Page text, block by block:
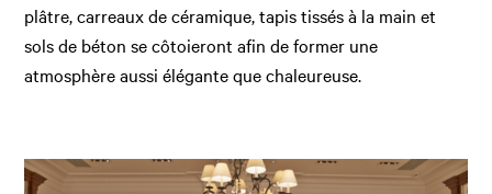
plâtre, carreaux de céramique, tapis tissés à la main et
sols de béton se côtoieront afin de former une
atmosphère aussi élégante que chaleureuse.